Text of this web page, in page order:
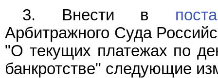
3. Внести в
Арбитражного Суда
"О текущих платежах по
банкротстве" следующие